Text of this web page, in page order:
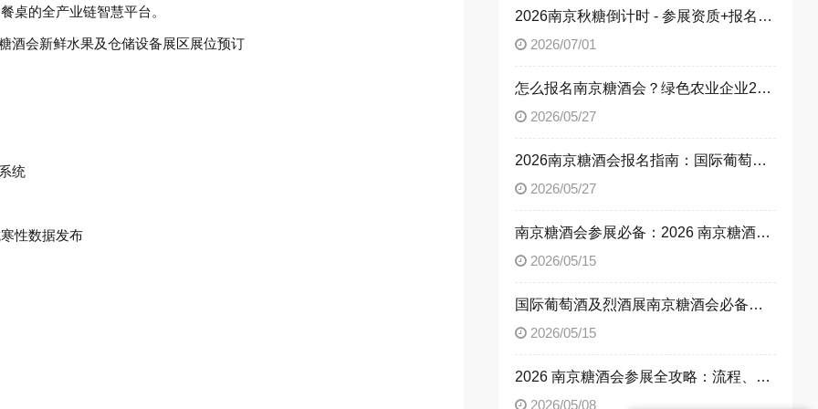
桌的全产业链智慧平台‌。
统
性数据发布
2026南京秋糖倒计时 - 参展资质+报名流程全攻略，别让材料缺失毁了秋糖之旅
2026/07/01
怎么报名南京糖酒会？绿色农业企业2026南京糖酒会参展流程与参展资质全解析
2026/05/27
2026南京糖酒会报名指南：国际葡萄酒及烈酒企业参展流程、参展资质，解锁南京糖酒会参展方法
2026/05/27
南京糖酒会参展必备：2026 南京糖酒会休闲食品企业参展流程与资质文件清单
2026/05/15
国际葡萄酒及烈酒展南京糖酒会必备：2026 南京糖酒会参展流程与参展资质详解
2026/05/15
2026 南京糖酒会参展全攻略：流程、资质、展位预定一文读懂
2026/05/08